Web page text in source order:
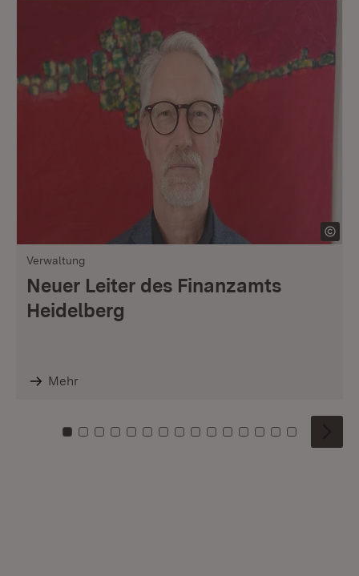
Verwaltung
Neuer Leiter des Finanzamts
Heidelberg
Mehr
Zu Kachel: 0
Zu Kachel: 1
Zu Kachel: 2
Zu Kachel: 3
Zu Kachel: 4
Zu Kachel: 5
Zu Kachel: 6
Zu Kachel: 7
Zu Kachel: 8
Zu Kachel: 9
Zu Kachel: 10
Zu Kachel: 11
Zu Kachel: 12
Zu Kachel:
Zu